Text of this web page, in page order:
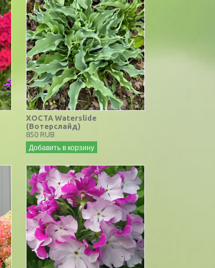
ХОСТА Waterslide
(Вотерслайд)
850 RUB
Добавить в корзину